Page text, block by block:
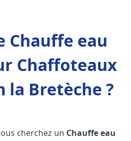
Chauffe eau
Chaffoteaux
la Bretèche ?
cherchez un Chauffe eau